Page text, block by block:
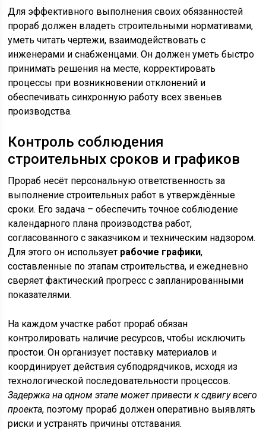
Для эффективного выполнения своих обязанностей
прораб должен владеть строительными нормативами,
уметь читать чертежи, взаимодействовать с
инженерами и снабженцами. Он должен уметь быстро
принимать решения на месте, корректировать
процессы при возникновении отклонений и
обеспечивать синхронную работу всех звеньев
производства.
Контроль соблюдения
строительных сроков и графиков
Прораб несёт персональную ответственность за
выполнение строительных работ в утверждённые
сроки. Его задача – обеспечить точное соблюдение
календарного плана производства работ,
согласованного с заказчиком и техническим надзором.
Для этого он использует рабочие графики,
составленные по этапам строительства, и ежедневно
сверяет фактический прогресс с запланированными
показателями.
На каждом участке работ прораб обязан
контролировать наличие ресурсов, чтобы исключить
простои. Он организует поставку материалов и
координирует действия субподрядчиков, исходя из
технологической последовательности процессов.
Задержка на одном этапе может привести к сдвигу всего
проекта, поэтому прораб должен оперативно выявлять
риски и устранять причины отставания.